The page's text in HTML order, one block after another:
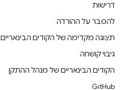
דרישות
להסבר על ההורדה
תצוגה מקדימה של הקודים הבינאריים
גיבוי קושחה
הקודים הבינאריים של מנהל ההתקן
GitHub